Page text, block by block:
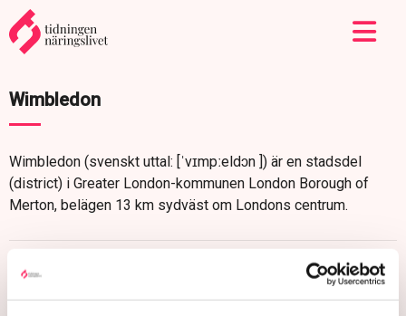
Wimbledon
Wimbledon (svenskt uttal: [ˈvɪmpːeldɔn ]) är en stadsdel
(district) i Greater London-kommunen London Borough of
Merton, belägen 13 km sydväst om Londons centrum.